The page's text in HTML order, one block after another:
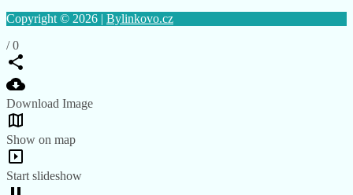
Copyright © 2026 | Bylinkovo.cz
/0
Download Image
Show on map
Start slideshow